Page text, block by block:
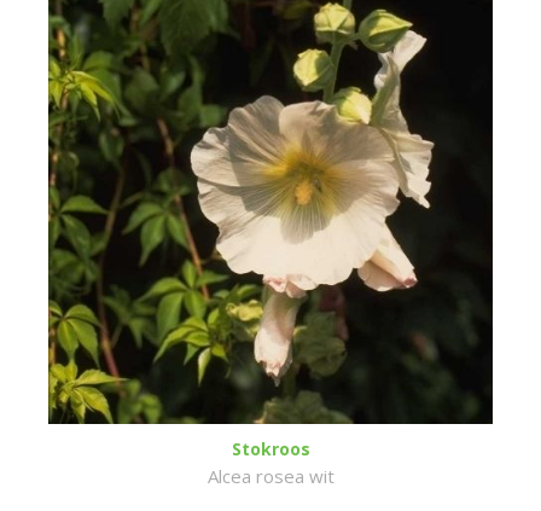
Stokroos
Alcea rosea wit